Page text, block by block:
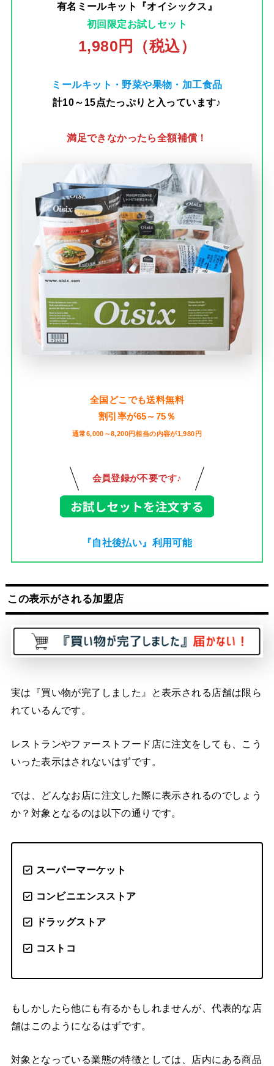
有名ミールキット『オイシックス』
初回限定お試しセット
1,980円（税込）
ミールキット・野菜や果物・加工食品
計10～15点たっぷりと入っています♪
満足できなかったら全額補償！
全国どこでも送料無料
割引率が65～75％
通常6,000～8,200円相当の内容が1,980円
会員登録が不要です♪
『自社後払い』利用可能
この表示がされる加盟店
実は『買い物が完了しました』と表示される店舗は限ら
れているんです。
レストランやファーストフード店に注文をしても、こう
いった表示はされないはずです。
では、どんなお店に注文した際に表示されるのでしょう
か？対象となるのは以下の通りです。
スーパーマーケット
コンビニエンスストア
ドラッグストア
コストコ
もしかしたら他にも有るかもしれませんが、代表的な店
舗はこのようになるはずです。
対象となっている業態の特徴としては、店内にある商品